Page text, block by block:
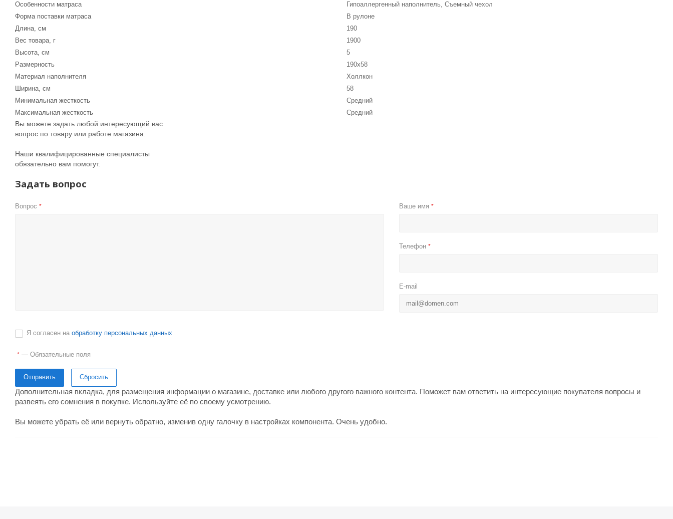
Особенности матраса
Гипоаллергенный наполнитель, Съемный чехол
Форма поставки матраса
В рулоне
Длина, см
190
Вес товара, г
1900
Высота, см
5
Размерность
190х58
Материал наполнителя
Холлкон
Ширина, см
58
Минимальная жесткость
Средний
Максимальная жесткость
Средний
Вы можете задать любой интересующий вас
вопрос по товару или работе магазина.
Наши квалифицированные специалисты
обязательно вам помогут.
Задать вопрос
Вопрос * Ваше имя *
Телефон *
E-mail
Я согласен на обработку персональных данных
* — Обязательные поля
Сбросить
Дополнительная вкладка, для размещения информации о магазине, доставке или любого другого важного контента. Поможет вам ответить на интересующие покупателя вопросы и
развеять его сомнения в покупке. Используйте её по своему усмотрению.
Вы можете убрать её или вернуть обратно, изменив одну галочку в настройках компонента. Очень удобно.